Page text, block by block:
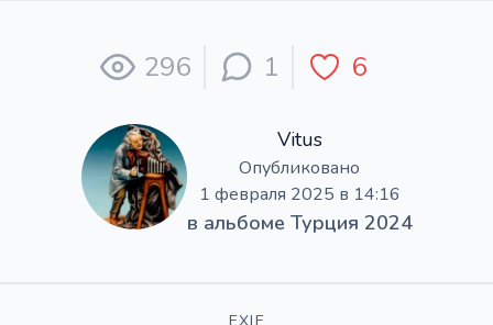
296 1 6
Vitus
Опубликовано
1 февраля 2025 в 14:16
в альбоме Турция 2024
EXIF